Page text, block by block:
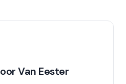
Van Eester